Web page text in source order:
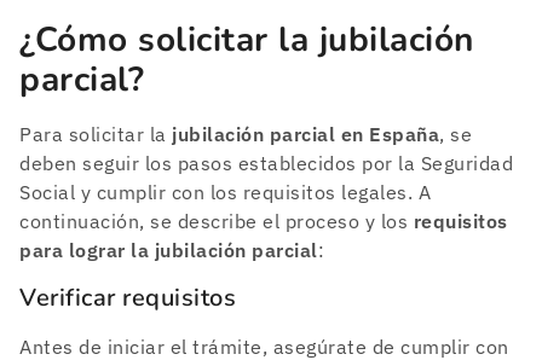
¿Cómo solicitar la jubilación
parcial?
Para solicitar la jubilación parcial en España, se
deben seguir los pasos establecidos por la Seguridad
Social y cumplir con los requisitos legales. A
continuación, se describe el proceso y los requisitos
para lograr la jubilación parcial:
Verificar requisitos
Antes de iniciar el trámite, asegúrate de cumplir con